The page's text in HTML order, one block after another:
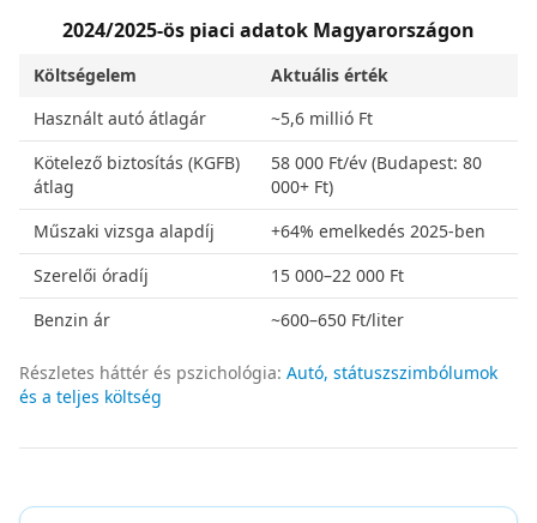
2024/2025-ös piaci adatok Magyarországon
Költségelem
Aktuális érték
Használt autó átlagár
~5,6 millió Ft
Kötelező biztosítás (KGFB)
átlag
58 000 Ft/év (Budapest: 80
000+ Ft)
Műszaki vizsga alapdíj
+64% emelkedés 2025-ben
Szerelői óradíj
15 000–22 000 Ft
Benzin ár
~600–650 Ft/liter
Részletes háttér és pszichológia: Autó, státuszszimbólumok
és a teljes költség